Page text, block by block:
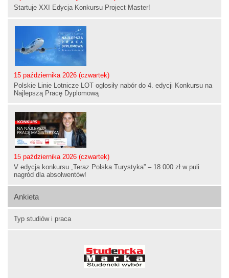
Startuje XXI Edycja Konkursu Project Master!
15 października 2026 (czwartek)
Polskie Linie Lotnicze LOT ogłosiły nabór do 4. edycji Konkursu na
Najlepszą Pracę Dyplomową
15 października 2026 (czwartek)
V edycja konkursu „Teraz Polska Turystyka” – 18 000 zł w puli
nagród dla absolwentów!
Ankieta
Typ studiów i praca